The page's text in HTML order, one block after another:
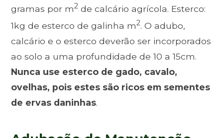
gramas por m2 de calcário agrícola. Esterco:
1kg de esterco de galinha m2. O adubo,
calcário e o esterco deverão ser incorporados
ao solo a uma profundidade de 10 a 15cm.
Nunca use esterco de gado, cavalo,
ovelhas, pois estes são ricos em sementes
de ervas daninhas.